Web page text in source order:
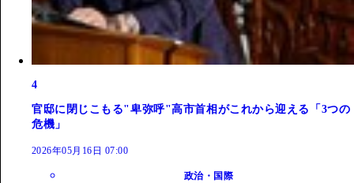
4
官邸に閉じこもる"卑弥呼"高市首相がこれから迎える「3つの
危機」
2026年05月16日 07:00
政治・国際